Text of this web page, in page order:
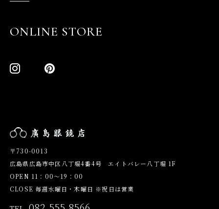
〒730-0013
広島県広島市中区八丁堀4番4号 エイトバレー八丁堀 1F
OPEN 11：00～19：00
CLOSE 毎週水曜日・木曜日 ※祝日は営業
ONLINE STORE